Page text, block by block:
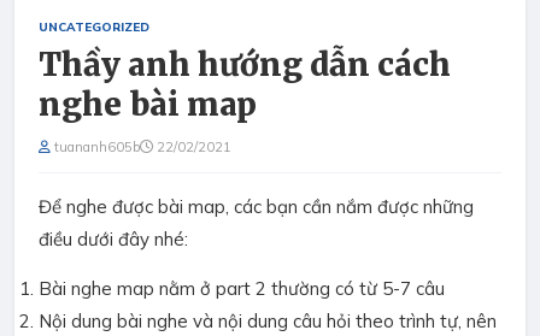
UNCATEGORIZED
Thầy anh hướng dẫn cách
nghe bài map
tuananh605b 22/02/2021
Để nghe được bài map, các bạn cần nắm được những
điều dưới đây nhé:
Bài nghe map nằm ở part 2 thường có từ 5-7 câu
Nội dung bài nghe và nội dung câu hỏi theo trình tự, nên